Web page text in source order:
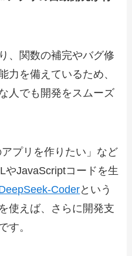
、関数の補完やバグ修
力を備えているため、
人でも開発をスムーズ
プリを作りたい」など
やJavaScriptコードを生
Coderという
使えば、さらに開発支
す。